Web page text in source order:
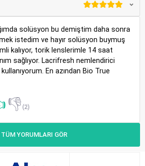
solüsyon bu demiştim daha sonra
istedim ve hayır solüsyon buymuş
kalıyor, torik lenslerimle 14 saat
sağlıyor. Lacrifresh nemlendirici
En azından Bio True
👎(2)
TÜM YORUMLARI GÖR